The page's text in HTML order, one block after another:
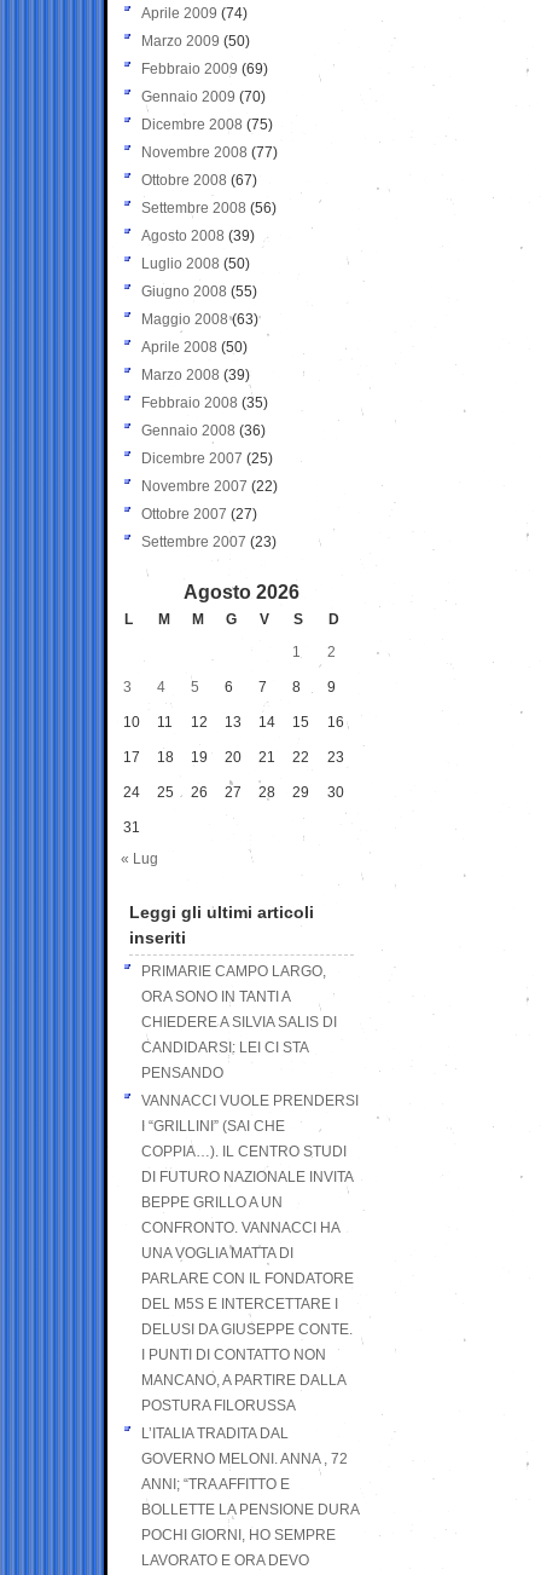
Aprile 2009 (74)
Marzo 2009 (50)
Febbraio 2009 (69)
Gennaio 2009 (70)
Dicembre 2008 (75)
Novembre 2008 (77)
Ottobre 2008 (67)
Settembre 2008 (56)
Agosto 2008 (39)
Luglio 2008 (50)
Giugno 2008 (55)
Maggio 2008(63)
Aprile 2008 (50)
Marzo 2008 (39)
Febbraio 2008 (35)
Gennaio 2008 (36)
Dicembre 2007 (25)
Novembre 2007 (22)
Ottobre 2007 (27)
Settembre 2007 (23)
Agosto 2026
L M M G V S
D
1
2
3 4 5 6 7 8 9
10 11 12 13 14 15 16
17 18 19 20 21 22 23
24 25 26 27 28 29 30
31
« Lug
Leggi gli ultimi articoli
inseriti
PRIMARIE CAMPO LARGO,
ORA SONO IN TANTI A
CHIEDERE A SILVIA SALIS DI
CANDIDARSI: LEI CI STA
PENSANDO
VANNACCI VUOLE PRENDERSI
I “GRILLINI” (SAI CHE
COPPIA…). IL CENTRO STUDI
DI FUTURO NAZIONALE INVITA
BEPPE GRILLO A UN
CONFRONTO. VANNACCI HA
UNA VOGLIA MATTA DI
PARLARE CON IL FONDATORE
DEL M5S E INTERCETTARE I
DELUSI DA GIUSEPPE CONTE.
I PUNTI DI CONTATTO NON
MANCANO, A PARTIRE DALLA
POSTURA FILORUSSA
L’ITALIA TRADITA DAL
GOVERNO MELONI. ANNA , 72
ANNI; “TRA AFFITTO E
BOLLETTE LA PENSIONE DURA
POCHI GIORNI, HO SEMPRE
LAVORATO E ORA DEVO